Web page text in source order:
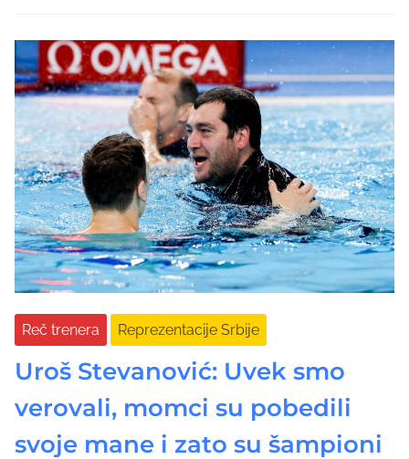
Reč trenera Reprezentacije Srbije
Uroš Stevanović: Uvek smo
verovali, momci su pobedili
svoje mane i zato su šampioni